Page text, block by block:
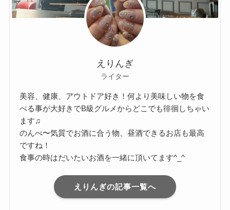
えりんぎ
ライター
美容、健康、アウトドア好き！何より美味しい物を食
べる事が大好きでB級グルメからどこでも徘徊しちゃい
ます♫
のんべ〜気質でお酒に合う物、昼酒できるお店も最高
ですね！
食事の時はだいたいお酒を一緒に頂いてます^_^
えりんぎの記事一覧へ